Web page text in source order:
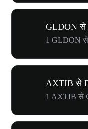
GLDON से
1 GLDON
AXTIB से
1 AXTIB से